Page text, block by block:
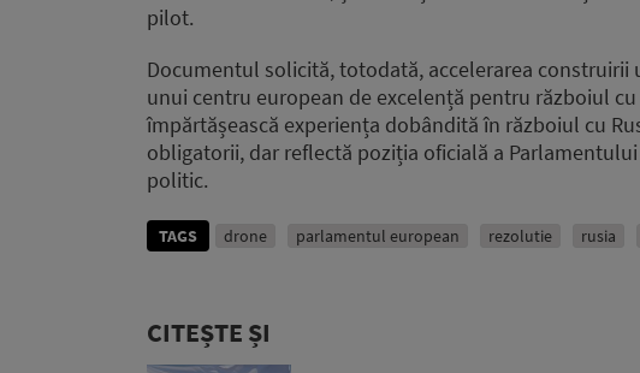
pilot.
Documentul solicită, totodată, accelerarea construirii
unui centru european de excelență pentru războiul
împărtășească experiența dobândită în războiul cu
obligatorii, dar reflectă poziția oficială a
politic.
TAGS drone parlamentul european rezolutie rusia
CITEȘTE ȘI